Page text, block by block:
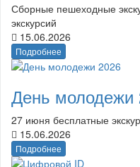
Сборные пешеходные
экскурсий
15.06.2026
Подробнее
День молодежи
27 июня бесплатные
15.06.2026
Подробнее